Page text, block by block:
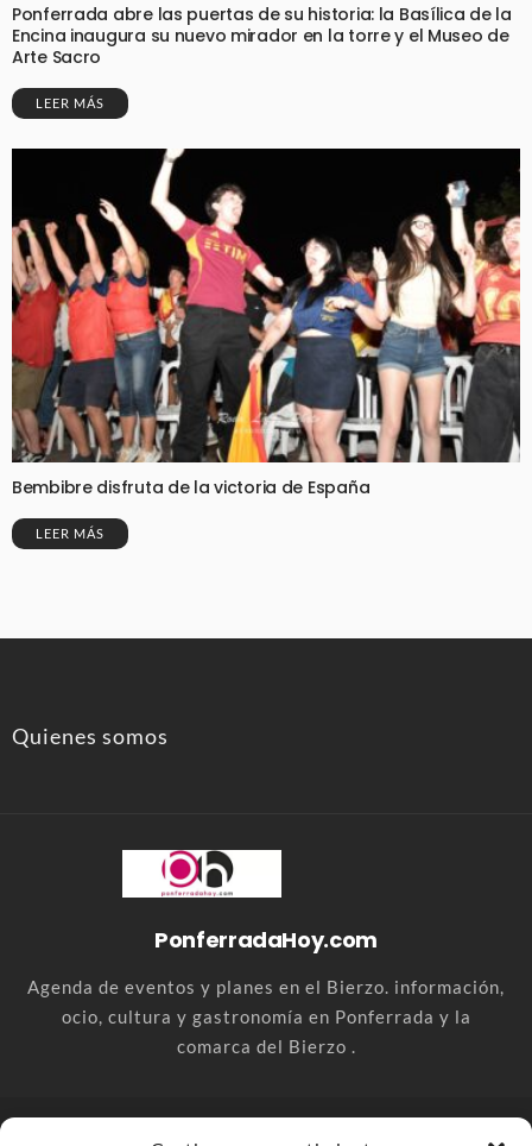
Ponferrada abre las puertas de su historia: la Basílica de la
Encina inaugura su nuevo mirador en la torre y el Museo de
Arte Sacro
LEER MÁS
Bembibre disfruta de la victoria de España
LEER MÁS
Quienes somos
PonferradaHoy.com
Agenda de eventos y planes en el Bierzo. información,
ocio, cultura y gastronomía en Ponferrada y la
comarca del Bierzo .